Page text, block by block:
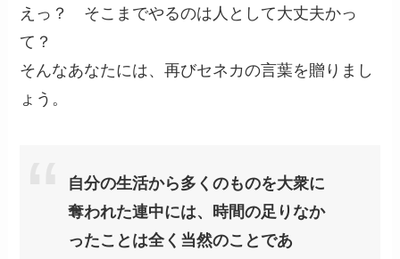
えっ？ そこまでやるのは人として大丈夫かっ
て？
そんなあなたには、再びセネカの言葉を贈りまし
ょう。
自分の生活から多くのものを大衆に
奪われた連中には、時間の足りなか
ったことは全く当然のことであ